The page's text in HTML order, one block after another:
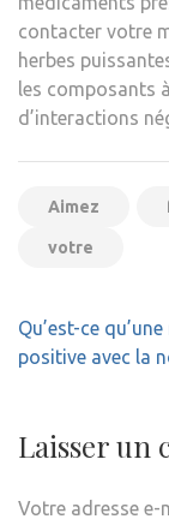
contacter votre
herbes
les composants
d’interactions
Aimez
votre
Navigation
de
Qu’est-ce
positive avec la
Laisser un
Votre adresse e-